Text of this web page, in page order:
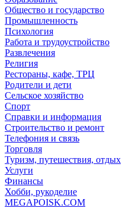
Общество и государство
Промышленность
Психология
Работа и трудоустройство
Развлечения
Религия
Рестораны, кафе, ТРЦ
Родители и дети
Сельское хозяйство
Спорт
Справки и информация
Строительство и ремонт
Телефония и связь
Торговля
Туризм, путешествия, отдых
Услуги
Финансы
Хобби, рукоделие
MEGAPOISK.COM